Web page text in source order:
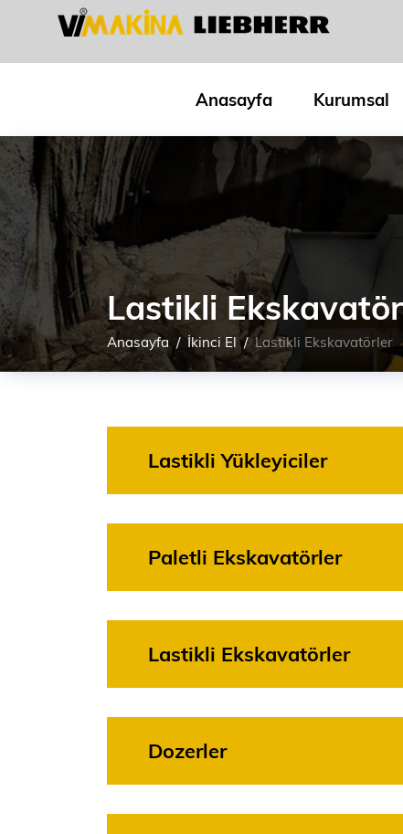
Anasayfa Kurumsal
Lastikli
Anasayfa İkinci El Lastikli Ekskavatörler
Lastikli Yükleyiciler
Paletli Ekskavatörler
Lastikli Ekskavatörler
Dozerler